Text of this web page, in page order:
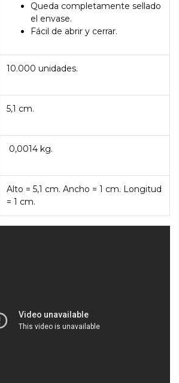
Queda completamente sellado
el envase.
Fácil de abrir y cerrar.
10.000 unidades.
5,1 cm.
0,0014 kg.
Alto = 5,1 cm. Ancho = 1 cm. Longitud
= 1 cm.